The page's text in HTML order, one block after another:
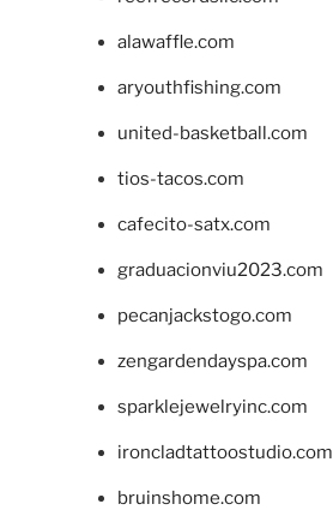
alawaffle.com
aryouthfishing.com
united-basketball.com
tios-tacos.com
cafecito-satx.com
graduacionviu2023.com
pecanjackstogo.com
zengardendayspa.com
sparklejewelryinc.com
ironcladtattoostudio.com
bruinshome.com